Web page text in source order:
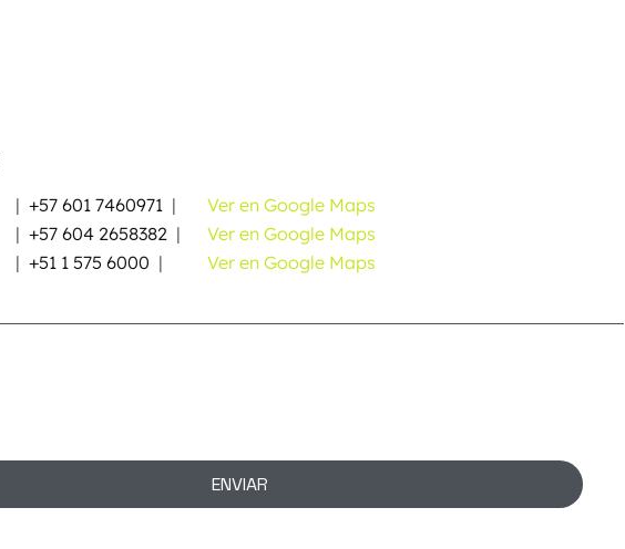
| +57 601 7460971 | Ver en Google Maps
| +57 604 2658382 | Ver en Google Maps
| +51 1 575 6000 | Ver en Google Maps
ENVIAR